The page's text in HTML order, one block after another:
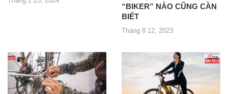
“BIKER” NÀO CŨNG CẦN
BIẾT
Tháng 8 12, 2023